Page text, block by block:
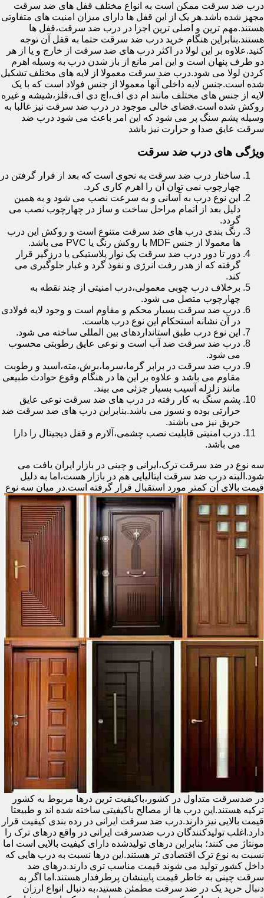
درب ضد سرقت ممکن است به انواع مختلف قفل های ضد سرقت
مجهز شده باشد.هر یک از این قفل ها دارای میزان امنیت های متفاوتی
هستند.مهم ترین و اصلی ترین اجزا در درب ضد سرقت،قفل ها
هستند.بنابراین هنگام خرید درب ضد سرقت حتما به قفل آن توجه
کنید.علاوه بر این لولا در اکثر درب های ضد سرقت از خارج و یا از هر
دو طرف پنهان است و این امر مانع از باز شدن درب به وسیله اهرم
کردن لولا می شود.درب ضد سرقت معمولا از لایه های مختلف تشکیل
شده است.جنس لایه داخلی آنها معمولا از جنس فولاد است که با یک
لایه از جنس های مختلف مانند ام دی اف،اچ دی اف،فلز،شیشه و غیره
روکش شده است.فضای خالی موجود در درب ضد سرقت نیز غالبا به
وسیله پشم سنگ پر می شود که این امر باعث می شود درب ضد
سرقت عایق صدا و حرارت نیز باشد
ویژگی های درب ضد سرقت
ساختار درب ضد سرقت به نحوی است که بعد از قرار گرفتن در
چهارچوب نمی توان آن را اهرم کاری کرد.
این نوع درب به آسانی و به سرعت نصب می شود و به همین
دلیل بعد از اتمام مراحل ساخت و ساز در چهارچوب نصب می
گردد.
رنگ بندی درب های ضد سرقت متنوع است و روکش این درب
ها معمولا از جنس MDF با روکش رنگ یا PVC می باشد.
دور تا دور درب ضد سرقت یک نوار پلاستیکی یا درزگیر قرار
گرفته که از هدر رفت انرژی و نفوذ گرد و غبار جلوگیری می
کند.
برخلاف درب چوبی معمولی،درب امنیتی از چند نقطه به
چهارچوب متصل می شود.
درب ضد سرقت بسیار محکم و مقاوم است و وجود لایه فولادی
در آن نشانه استحکام این نوع درب هاست.
این نوع درب طبق استانداردهای بین المللی ساخته می شود.
درب ضد سرقت ضد آب است و نوعی عایق رطوبتی محسوب
می شود.
درب ضد سرقت در برابر گرما،سرما،برش،مته،اسید و رطوبت
مقاوم می باشد و علاوه بر این ها در هنگام وقوع حوادث طبیعی
مانند زلزله آسیب بسیار جزئی می بیند.
پشم سنگ به کار رفته در درب های ضد سرقت نوعی عایق
حرارتی بوده و نسوز می باشد.بنابراین درب های ضد سرقت ضد
حریق نیز می باشند.
درب امنیتی قابلیت نصب چشمی،آلارم و قفل دیجیتال را دارا
می باشد.
سه نوع در ضد سرقت ترک،ایرانی و چینی در بازار ایران یافت می
شود.البته درب ضد سرقت ایتالیایی هم در بازار هست،اما به دلیل
قیمت بالای آن کمتر مورد استقبال قرار گرفته است.در میان سه نوع
در ضدسرقت متداول در کشور،باکیفیت ترین درها مربوط به کشور
ترکیه هستند.این درب ها از مصالح باکیفیتی ساخته شده اند و طبیعتا
قیمت بالایی نیز دارند.درب ضد سرقت ایرانی در رده بندی کیفیت قرار
دارد.اغلب تولیدکنندگان درب ضدسرقت ایرانی در واقع درهای ترک را
مونتاژ می کنند؛ بنابراین درهای تولیدشده دارای کیفیت بالایی است اما
نسبت به نوع ترک اقتصادی تر هستند.این درها نسبت به درب هایی که
داخل کشور تولید می شوند قیمت مناسب تری دارند.درهای ضد
سرقت چینی به خاطر قیمت پایینشان پرطرفدار هستند.اما اگر به
دنبال خرید یک در ضد سرقت مطمئن هستید،به دنبال انواع ارزان